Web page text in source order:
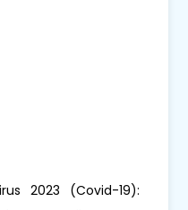
2023 (Covid-19):